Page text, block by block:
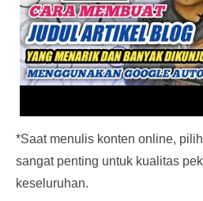
*Saat menulis konten online,
sangat penting untuk kualitas
keseluruhan.